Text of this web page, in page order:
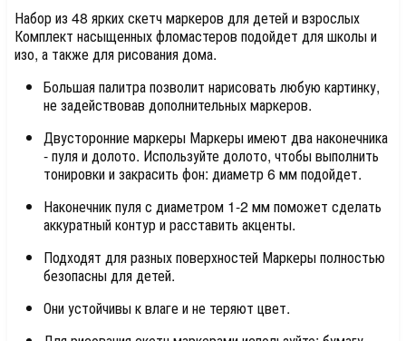
Набор из 48 ярких скетч маркеров для детей и взрослых
Комплект насыщенных фломастеров подойдет для школы и
изо, а также для рисования дома.
Большая палитра позволит нарисовать любую картинку,
не задействовав дополнительных маркеров.
Двусторонние маркеры Маркеры имеют два наконечника
- пуля и долото. Используйте долото, чтобы выполнить
тонировки и закрасить фон: диаметр 6 мм подойдет.
Наконечник пуля с диаметром 1-2 мм поможет сделать
аккуратный контур и расставить акценты.
Подходят для разных поверхностей Маркеры полностью
безопасны для детей.
Они устойчивы к влаге и не теряют цвет.